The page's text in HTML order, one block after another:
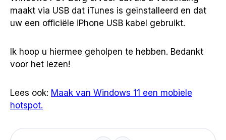
maakt via USB dat iTunes is geïnstalleerd en dat
uw een officiële iPhone USB kabel gebruikt.
Ik hoop u hiermee geholpen te hebben. Bedankt
voor het lezen!
Lees ook: Maak van Windows 11 een mobiele
hotspot.